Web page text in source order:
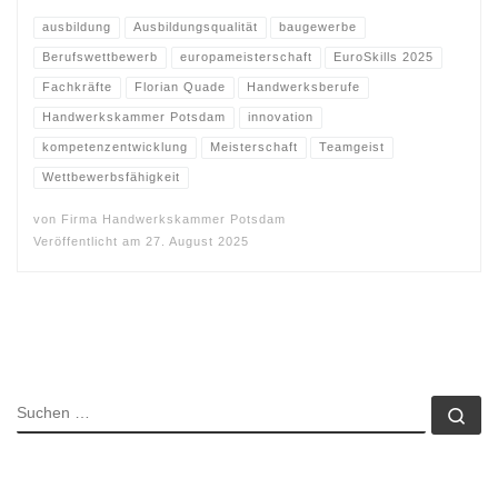
ausbildung Ausbildungsqualität baugewerbe
Berufswettbewerb europameisterschaft EuroSkills 2025
Fachkräfte Florian Quade Handwerksberufe
Handwerkskammer Potsdam innovation
kompetenzentwicklung Meisterschaft Teamgeist
Wettbewerbsfähigkeit
von Firma Handwerkskammer Potsdam
Veröffentlicht am 27. August 2025
SUCHE